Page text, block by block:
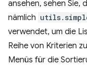
ansehen, sehen Sie,
nämlich
verwendet, um die
Reihe von Kriterien
Menüs für die